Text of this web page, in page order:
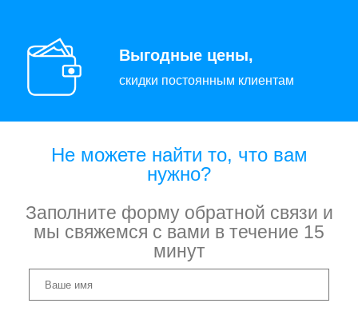
Выгодные цены,
скидки постоянным клиентам
Не можете найти то, что вам
нужно?
Заполните форму обратной связи и
мы свяжемся с вами в течение 15
минут